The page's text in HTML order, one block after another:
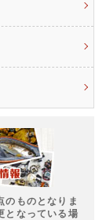
ものとなりま
となっている場